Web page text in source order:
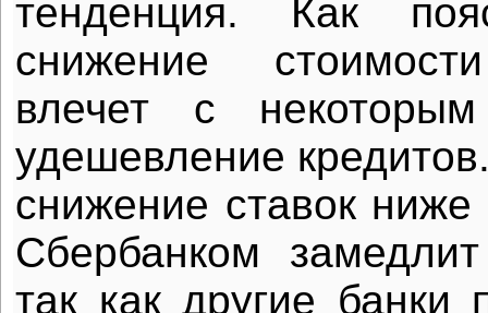
тенденция. Как
снижение
влечет с
удешевление
снижение ставок
Сбербанком
так как другие банки